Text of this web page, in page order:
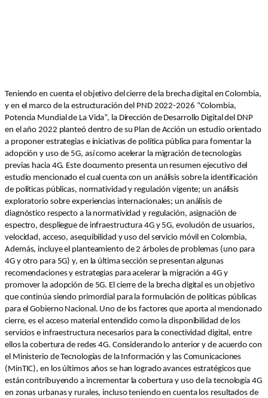
Teniendo en cuenta el objetivo del cierre de la brecha digital en Colombia,
y en el marco de la estructuración del PND 2022-2026 “Colombia,
Potencia Mundial de La Vida”, la Dirección de Desarrollo Digital del DNP
en el año 2022 planteó dentro de su Plan de Acción un estudio orientado
a proponer estrategias e iniciativas de política pública para fomentar la
adopción y uso de 5G, así como acelerar la migración de tecnologías
previas hacia 4G. Este documento presenta un resumen ejecutivo del
estudio mencionado el cual cuenta con un análisis sobre la identificación
de políticas públicas, normatividad y regulación vigente; un análisis
exploratorio sobre experiencias internacionales; un análisis de
diagnóstico respecto a la normatividad y regulación, asignación de
espectro, despliegue de infraestructura 4G y 5G, evolución de usuarios,
velocidad, acceso, asequibilidad y uso del servicio móvil en Colombia,
Además, incluye el planteamiento de 2 árboles de problemas (uno para
4G y otro para 5G) y, en la última sección se presentan algunas
recomendaciones y estrategias para acelerar la migración a 4G y
promover la adopción de 5G. El cierre de la brecha digital es un objetivo
que continúa siendo primordial para la formulación de políticas públicas
para el Gobierno Nacional. Uno de los factores que aporta al mencionado
cierre, es el acceso material entendido como la disponibilidad de los
servicios e infraestructura necesarios para la conectividad digital, entre
ellos la cobertura de redes 4G. Considerando lo anterior y de acuerdo con
el Ministerio de Tecnologías de la Información y las Comunicaciones
(MinTIC), en los últimos años se han logrado avances estratégicos que
están contribuyendo a incrementar la cobertura y uso de la tecnología 4G
en zonas urbanas y rurales, incluso teniendo en cuenta los resultados de